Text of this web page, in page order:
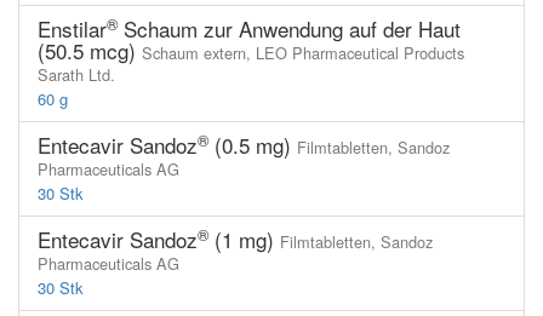
Enstilar® Schaum zur Anwendung auf der Haut
(50.5 mcg) Schaum extern, LEO Pharmaceutical Products
Sarath Ltd.
60 g
Entecavir Sandoz® (0.5 mg) Filmtabletten, Sandoz
Pharmaceuticals AG
30 Stk
Entecavir Sandoz® (1 mg) Filmtabletten, Sandoz
Pharmaceuticals AG
30 Stk